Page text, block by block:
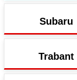
Subaru
Trabant